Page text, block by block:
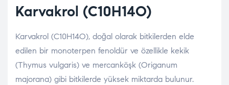
Karvakrol (C10H14O)
Karvakrol (C10H14O), doğal olarak bitkilerden elde
edilen bir monoterpen fenoldür ve özellikle kekik
(Thymus vulgaris) ve mercanköşk (Origanum
majorana) gibi bitkilerde yüksek miktarda bulunur.